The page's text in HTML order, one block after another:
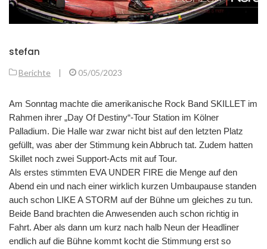
stefan
Berichte | 05/05/2023
Am Sonntag machte die amerikanische Rock Band SKILLET im
Rahmen ihrer „Day Of Destiny“-Tour Station im Kölner
Palladium. Die Halle war zwar nicht bist auf den letzten Platz
gefüllt, was aber der Stimmung kein Abbruch tat. Zudem hatten
Skillet noch zwei Support-Acts mit auf Tour.
Als erstes stimmten EVA UNDER FIRE die Menge auf den
Abend ein und nach einer wirklich kurzen Umbaupause standen
auch schon LIKE A STORM auf der Bühne um gleiches zu tun.
Beide Band brachten die Anwesenden auch schon richtig in
Fahrt. Aber als dann um kurz nach halb Neun der Headliner
endlich auf die Bühne kommt kocht die Stimmung erst so